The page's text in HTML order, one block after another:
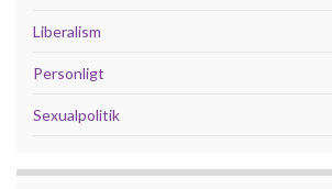
Liberalism
Personligt
Sexualpolitik